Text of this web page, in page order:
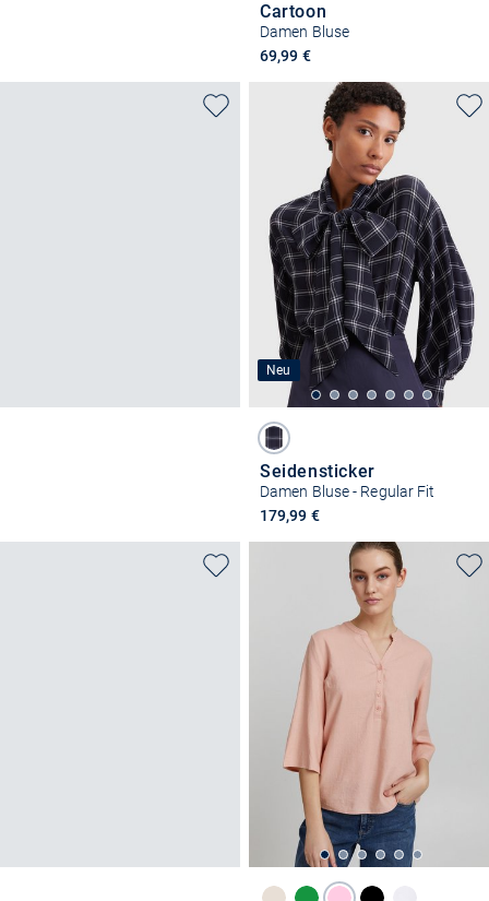
Cartoon
Damen Bluse
69,99 €
Neu
Seidensticker
Damen Bluse - Regular Fit
179,99 €